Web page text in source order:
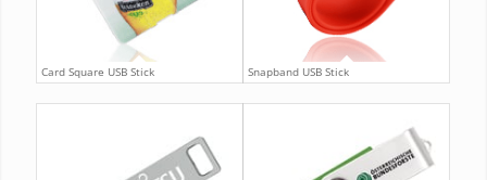
Card Square USB Stick Snapband USB Stick